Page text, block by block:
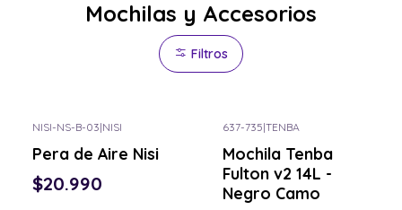
Mochilas y Accesorios
Filtros
NISI-NS-B-03|NISI
Pera de Aire Nisi
$20.990
637-735|TENBA
Mochila Tenba
Fulton v2 14L -
Negro Camo